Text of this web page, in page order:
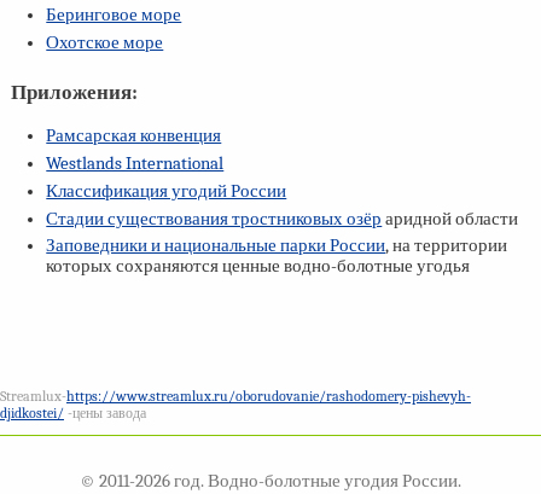
Беринговое море
Охотское море
Приложения:
Рамсарская конвенция
Westlands International
Классификация угодий России
Стадии существования тростниковых озёр аридной области
Заповедники и национальные парки России, на территории
которых сохраняются ценные водно-болотные угодья
Streamlux-https://www.streamlux.ru/oborudovanie/rashodomery-pishevyh-
djidkostei/ -цены завода
© 2011-2026 год. Водно-болотные угодия России.